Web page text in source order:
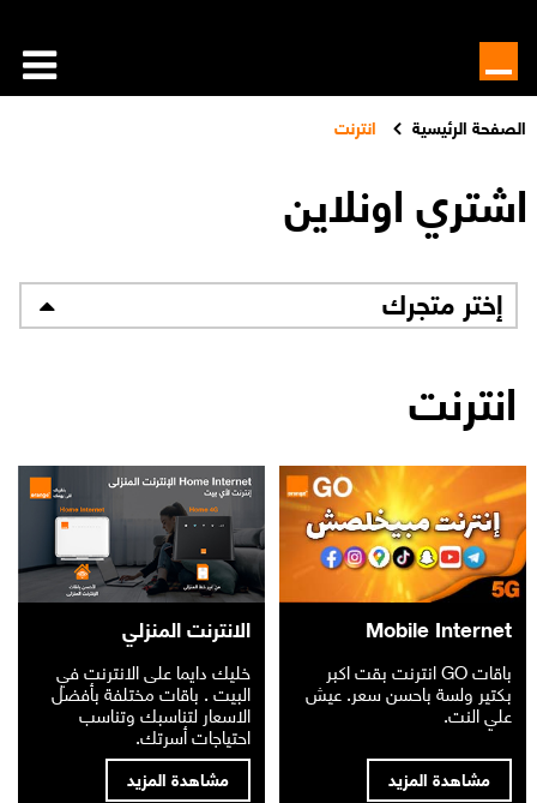
الصفحة الرئيسية انترنت
اشتري اونلاين
إختر متجرك
انترنت
Mobile Internet
باقات GO انترنت بقت اكبر
بكتير ولسة باحسن سعر. عيش
علي النت.
مشاهدة المزيد
الانترنت المنزلي
خليك دايما على الانترنت في
البيت . باقات مختلفة بأفضل
الاسعار لتناسبك وتناسب
احتياجات أسرتك.
مشاهدة المزيد